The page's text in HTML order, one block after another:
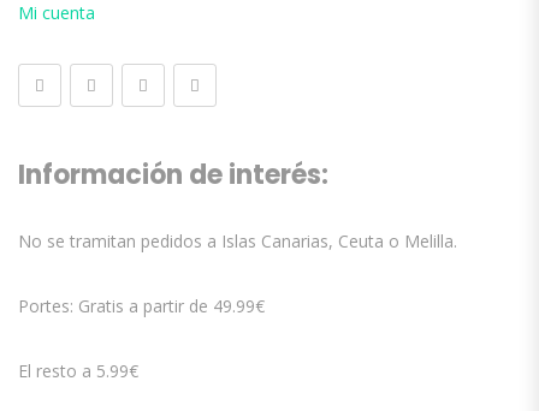
Mi cuenta
Información de interés:
No se tramitan pedidos a Islas Canarias, Ceuta o Melilla.
Portes: Gratis a partir de 49.99€
El resto a 5.99€